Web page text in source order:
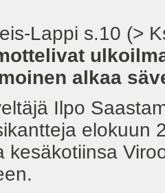
Lappi s.10 (>
alkaa
Ilpo
elokuun
kesäkotiinsa